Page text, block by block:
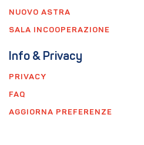
NUOVO ASTRA
SALA INCOOPERAZIONE
Info & Privacy
PRIVACY
FAQ
AGGIORNA PREFERENZE